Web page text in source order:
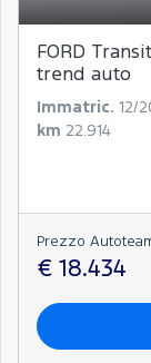
FORD
trend auto
Immatric. 12/
km 22.914
Prezzo
€ 18.434